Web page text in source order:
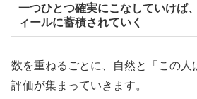
一つひとつ確実にこなしていけば
ィールに蓄積されていく
数を重ねるごとに、自然と「この人
評価が集まっていきます。